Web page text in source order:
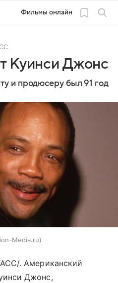
Фильмы онлайн
Куинси Джонс
и продюсеру был 91 год
Media.ru
. Американский
Джонс,